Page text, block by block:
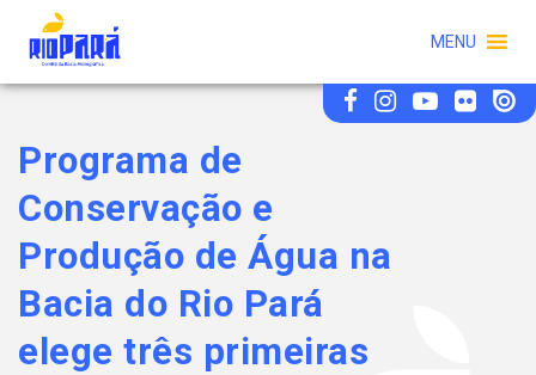
MENU
Programa de
Conservação e
Produção de Água na
Bacia do Rio Pará
elege três primeiras